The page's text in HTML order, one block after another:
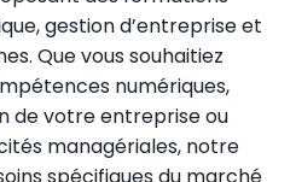
gestion d’entreprise et
Que vous souhaitiez
numériques,
de votre entreprise ou
managériales, notre
spécifiques du marché